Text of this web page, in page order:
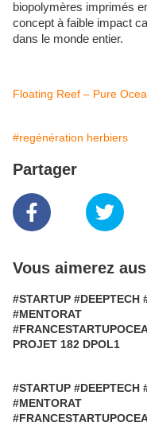
biopolymères imprimés
concept à faible impact
dans le monde entier.
Floating Reef – Pure
#regénération herbiers
Partager
Vous aimerez
#STARTUP #DEEPTECH
#MENTORAT
PROJET 182 DPOL1
#STARTUP #DEEPTECH
#MENTORAT